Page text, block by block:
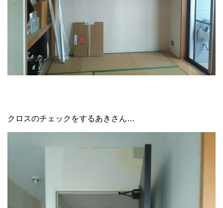
クロスのチェックをするあきさん…